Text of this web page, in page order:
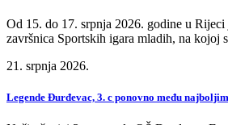
Od 15. do 17. srpnja 2026. godine u Rijeci
završnica Sportskih igara mladih, na
21. srpnja 2026.
Legende Đurđevac, 3. c ponovno među